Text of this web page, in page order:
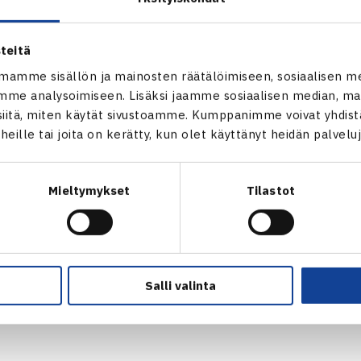
sisällön ja mainosten räätälöimiseen, sosiaalisen
analysoimiseen. Lisäksi jaamme sosiaalisen median,
miten käytät sivustoamme. Kumppanimme voivat
tai joita on kerätty, kun olet käyttänyt heidän
Mieltymykset Tilastot
Salli valinta
pääsarjaan): Oskari Nieminen (2.) – Jakob Kluwer
Wejs Tanska – Ville Perkkola (LL) 61 60, Mikko
(villi kortti) 63 75, Oskari Nieminen (karsija) – Andreas
Axelsen Tanska – Bea Kallio 63 62, Linnea Koskinen